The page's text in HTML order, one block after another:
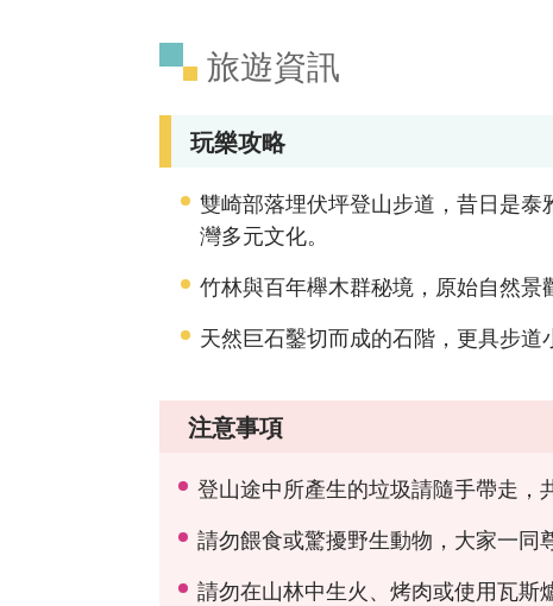
旅遊資訊
玩樂攻略
雙崎部落埋伏坪登山步道，昔日是
灣多元文化。
竹林與百年櫸木群秘境，原始自然景
天然巨石鑿切而成的石階，更具步道
注意事項
登山途中所產生的垃圾請隨手帶走，
請勿餵食或驚擾野生動物，大家一同
請勿在山林中生火、烤肉或使用瓦斯